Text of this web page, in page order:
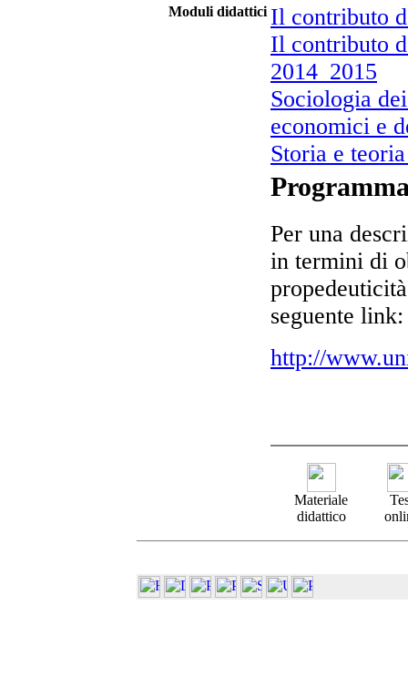
Moduli didattici Il contributo
Il contributo
2014_2015
Sociologia
economici e
Storia e
Per una
in termini di
seguente link:
http://
Materiale
didattico